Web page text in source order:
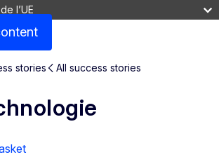
l’UE
stories All success stories